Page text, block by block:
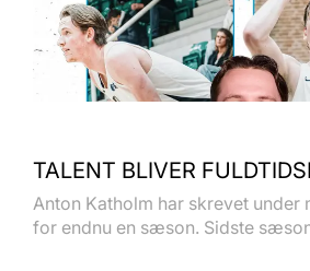
TALENT BLIVER
Anton Katholm har skrevet under
for endnu en sæson. Sidste